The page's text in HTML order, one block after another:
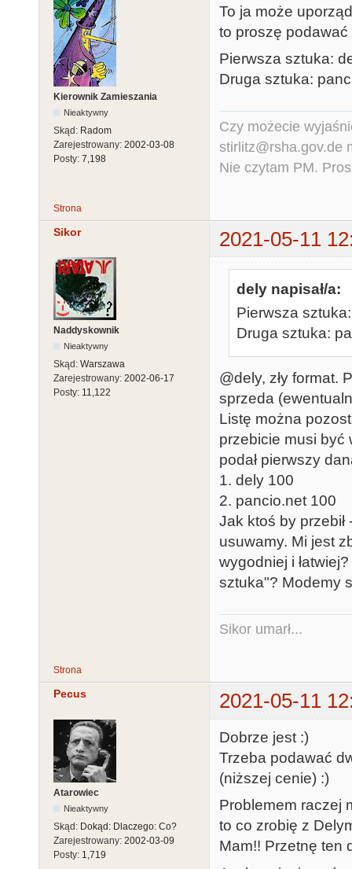
Kierownik Zamieszania
Nieaktywny
Skąd: Radom
Zarejestrowany: 2002-03-08
Posty: 7,198
To ja może
to proszę podawać
Pierwsza sztuka:
Druga sztuka:
Czy możecie
stirlitz@rsha.gov.de
Nie czytam PM.
Strona
Sikor 2021-05-11
Naddyskownik
Nieaktywny
Skąd: Warszawa
Zarejestrowany: 2002-06-17
Posty: 11,122
dely napisał/a:
Pierwsza
Druga sztuka:
@dely, zły format.
sprzeda
Listę można
przebicie musi być
podał pierwszy
1. dely 100
2. pancio.net 100
Jak ktoś by
usuwamy. Mi jest
wygodniej i
sztuka"? Modemy
Sikor umarł...
Strona
Pecus 2021-05-11
Atarowiec
Nieaktywny
Skąd: Dokąd: Dlaczego: Co?
Zarejestrowany: 2002-03-09
Posty: 1,719
Dobrze jest :)
Trzeba podawać
(niższej cenie) :)
Problemem raczej
to co zrobię z
Mam!! Przetnę ten